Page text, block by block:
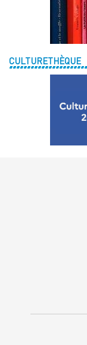
CULTURETHÈQUE